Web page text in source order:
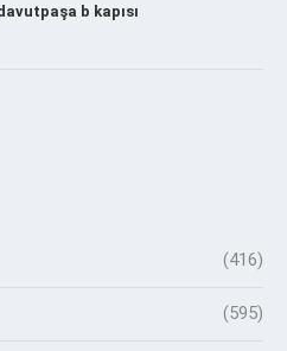
b kapısı
(416)
(595)